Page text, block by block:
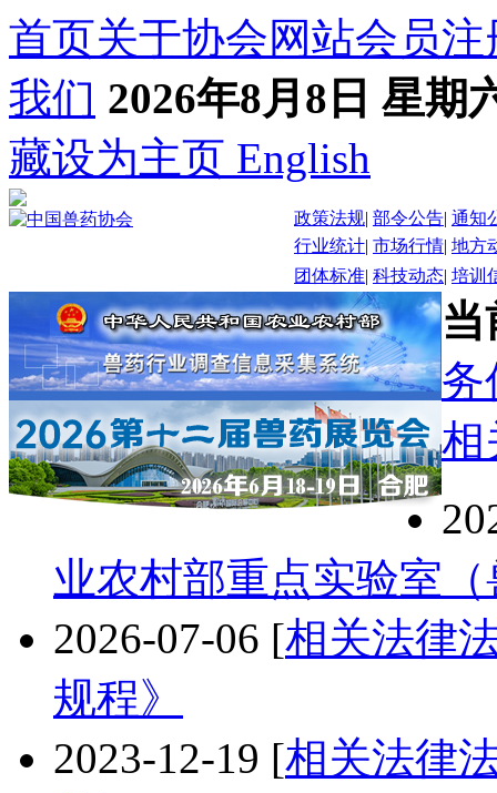
首页关于协会网站会员
我们 2026年8月8日 星期
藏设为主页 English
政策法规| 部令公告| 通知
行业统计| 市场行情| 地方
团体标准| 科技动态| 培训
务
相
业农村部重点实验室
2026-07-06 [相关法律
规程》
2023-12-19 [相关法律